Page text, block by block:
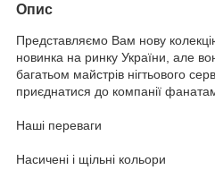
Опис
Представляємо Вам нову
новинка на ринку України, але
багатьом майстрів нігтьового
приєднатися до компанії
Наші переваги
Насичені і щільні кольори